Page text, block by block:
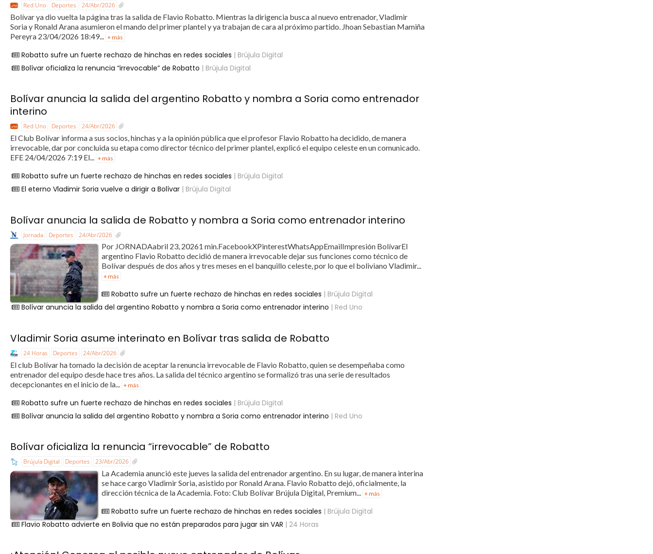
Red Uno Deportes 24/Abr/2026
Bolívar ya dio vuelta la página tras la salida de Flavio Robatto. Mientras la dirigencia busca al nuevo entrenador, Vladimir
Soria y Ronald Arana asumieron el mando del primer plantel y ya trabajan de cara al próximo partido. Jhoan Sebastian Mamiña
Pereyra 23/04/2026 18:49...
+ más
Robatto sufre un fuerte rechazo de hinchas en redes sociales | Brújula Digital
Bolívar oficializa la renuncia “irrevocable” de Robatto | Brújula Digital
Bolívar anuncia la salida del argentino Robatto y nombra a Soria como entrenador
interino
Red Uno Deportes 24/Abr/2026
El Club Bolívar informa a sus socios, hinchas y a la opinión pública que el profesor Flavio Robatto ha decidido, de manera
irrevocable, dar por concluida su etapa como director técnico del primer plantel, explicó el equipo celeste en un comunicado.
EFE 24/04/2026 7:19 El... + más
Robatto sufre un fuerte rechazo de hinchas en redes sociales | Brújula Digital
El eterno Vladimir Soria vuelve a dirigir a Bolívar | Brújula Digital
Bolívar anuncia la salida de Robatto y nombra a Soria como entrenador interino
Jornada Deportes 24/Abr/2026
Por JORNADAabril 23, 20261 min.FacebookXPinterestWhatsAppEmailImpresión BolívarEl
argentino Flavio Robatto decidió de manera irrevocable dejar sus funciones como técnico de
Bolívar después de dos años y tres meses en el banquillo celeste, por lo que el boliviano Vladimir...
+ más
Robatto sufre un fuerte rechazo de hinchas en redes sociales | Brújula Digital
Bolívar anuncia la salida del argentino Robatto y nombra a Soria como entrenador interino | Red Uno
Vladimir Soria asume interinato en Bolívar tras salida de Robatto
24 Horas Deportes 24/Abr/2026
El club Bolívar ha tomado la decisión de aceptar la renuncia irrevocable de Flavio Robatto, quien se desempeñaba como
entrenador del equipo desde hace tres años. La salida del técnico argentino se formalizó tras una serie de resultados
decepcionantes en el inicio de la...
+ más
Robatto sufre un fuerte rechazo de hinchas en redes sociales | Brújula Digital
Bolívar anuncia la salida del argentino Robatto y nombra a Soria como entrenador interino | Red Uno
Bolívar oficializa la renuncia “irrevocable” de Robatto
Brújula Digital Deportes 23/Abr/2026
La Academia anunció este jueves la salida del entrenador argentino. En su lugar, de manera interina
se hace cargo Vladimir Soria, asistido por Ronald Arana. Flavio Robatto dejó, oficialmente, la
dirección técnica de la Academia. Foto: Club Bolívar Brújula Digital, Premium... + más
Robatto sufre un fuerte rechazo de hinchas en redes sociales | Brújula Digital
Flavio Robatto advierte en Bolivia que no están preparados para jugar sin VAR | 24 Horas